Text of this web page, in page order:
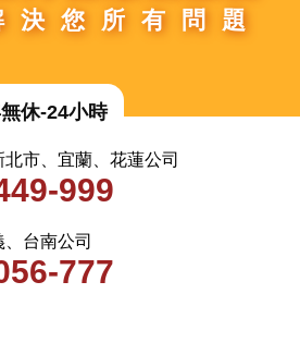
決您所有問題
休-24小時
北市、宜蘭、花蓮公司
999
、台南公司
777